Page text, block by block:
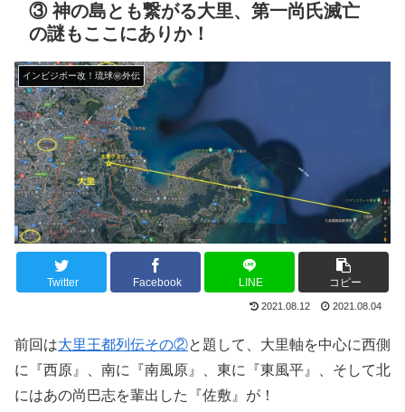
③ 神の島とも繋がる大里、第一尚氏滅亡
の謎もここにありか！
インビジボー改！琉球㊙︎外伝
Twitter Facebook LINE コピー
2021.08.12 2021.08.04
前回は大里王都列伝その②と題して、大里軸を中心に西側
に『西原』、南に『南風原』、東に『東風平』、そして北
にはあの尚巴志を輩出した『佐敷』が！